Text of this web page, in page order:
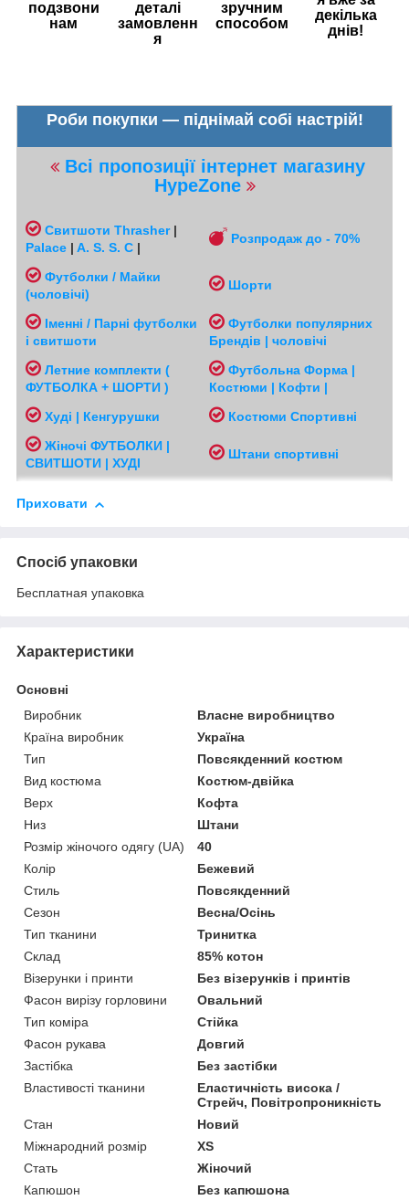
подзвони
нам
деталі
замовленн
я
зручним
способом
декілька
днів!
Роби покупки — піднімай собі настрій!
Всі пропозиції інтернет магазину
HypeZone
Свитшоти Thrasher|
Palace | A. S. S. C |
Розпродаж до - 70%
Футболки / Майки
(чоловічі)
Шорти
Іменні / Парні футболки
і свитшоти
Футболки популярних
Брендів | чоловічі
Летние комплекти (
ФУТБОЛКА + ШОРТИ )
Футбольна Форма |
Костюми | Кофти |
Худі | Кенгурушки
Костюми Спортивні
Жіночі ФУТБОЛКИ |
СВИТШОТИ | ХУДІ
Штани спортивні
Приховати
Спосіб упаковки
Бесплатная упаковка
Характеристики
Основні
Виробник
Власне виробництво
Країна виробник
Україна
Тип
Повсякденний костюм
Вид костюма
Костюм-двійка
Верх
Кофта
Низ
Штани
Розмір жіночого одягу (UA)
40
Колір
Бежевий
Стиль
Повсякденний
Сезон
Весна/Осінь
Тип тканини
Тринитка
Склад
85% котон
Візерунки і принти
Без візерунків і принтів
Фасон вирізу горловини
Овальний
Тип коміра
Стійка
Фасон рукава
Довгий
Застібка
Без застібки
Властивості тканини
Еластичність висока /
Стрейч, Повітропроникність
Стан
Новий
Міжнародний розмір
XS
Стать
Жіночий
Капюшон
Без капюшона